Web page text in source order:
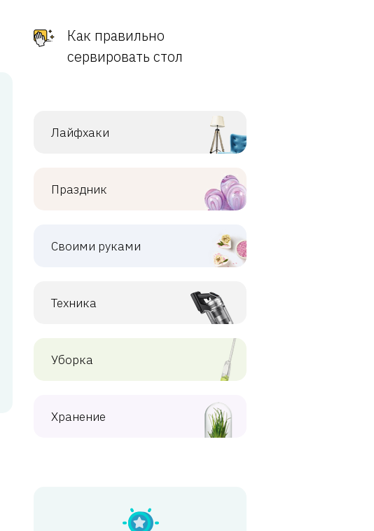
Как правильно
сервировать стол
Лайфхаки
Праздник
Своими руками
Техника
Уборка
Хранение